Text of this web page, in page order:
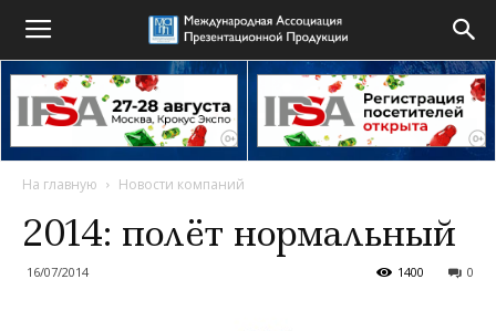
На главную Новости компаний
2014: полёт нормальный
16/07/2014 0
1400